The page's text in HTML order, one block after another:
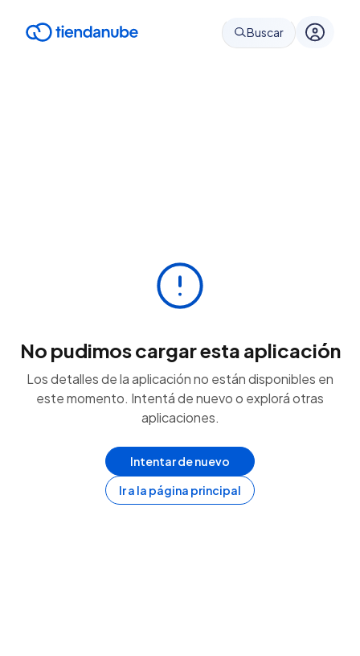
Buscar
No pudimos cargar esta aplicación
Los detalles de la aplicación no están disponibles en
este momento. Intentá de nuevo o explorá otras
aplicaciones.
Intentar de nuevo
Ir a la página principal